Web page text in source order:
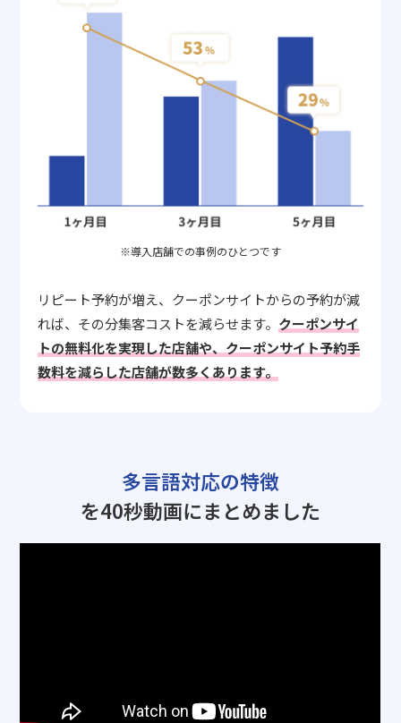
※導入店舗での事例のひとつです
リピート予約が増え、クーポンサイトからの予約が減
れば、その分集客コストを減らせます。 クーポンサイ
トの無料化を実現した店舗や、クーポンサイト予約手
数料を減らした店舗が数多くあります。
多言語対応の特徴
を40秒動画にまとめました